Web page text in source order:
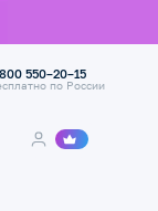
550–20–15
по России